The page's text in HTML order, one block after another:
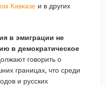
Кавказеи в других
в эмиграции не
в демократическое
говорить о
границах, что среди
и русских